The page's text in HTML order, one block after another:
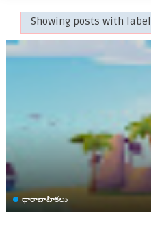
Showing posts with label
ధారావాహికలు